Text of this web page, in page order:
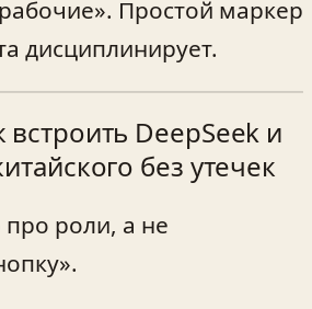
Простой маркер
дисциплинирует.
встроить DeepSeek и
без утечек
роли, а не